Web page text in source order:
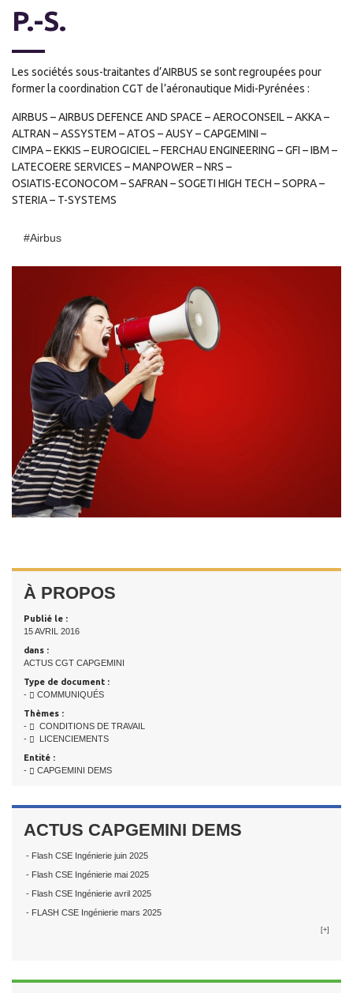
P.-S.
Les sociétés sous-traitantes d’AIRBUS se sont regroupées pour
former la coordination CGT de l’aéronautique Midi-Pyrénées :
AIRBUS – AIRBUS DEFENCE AND SPACE – AEROCONSEIL – AKKA –
ALTRAN – ASSYSTEM – ATOS – AUSY – CAPGEMINI –
CIMPA – EKKIS – EUROGICIEL – FERCHAU ENGINEERING – GFI – IBM –
LATECOERE SERVICES – MANPOWER – NRS –
OSIATIS-ECONOCOM – SAFRAN – SOGETI HIGH TECH – SOPRA –
STERIA – T-SYSTEMS
#airbus
À PROPOS
Publié le :
15 AVRIL 2016
dans :
ACTUS CGT CAPGEMINI
Type de document :
-
COMMUNIQUÉS
Thèmes :
-
CONDITIONS DE TRAVAIL
-
LICENCIEMENTS
Entité :
-
CAPGEMINI DEMS
ACTUS CAPGEMINI DEMS
- Flash CSE Ingénierie juin 2025
- Flash CSE Ingénierie mai 2025
- Flash CSE Ingénierie avril 2025
- FLASH CSE Ingénierie mars 2025
[+]